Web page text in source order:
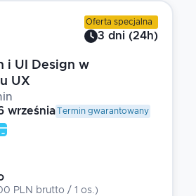
Oferta specjalna
3 dni (24h)
i UI Design w
UX
wrześniaTermin gwarantowany
PLN brutto / 1 os.)